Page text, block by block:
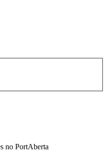
no PortAberta